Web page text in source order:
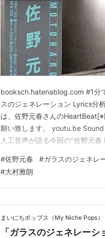
booksch.hatenablog.com #1分
スのジェネレーション Lyrics分
は、佐野元春さんの
願い致します。 youtu.be
人工音声が語る今回の"佐野元
#佐野元春 #ガラスのジェネレ
#大村雅朗
まいにちポップス（My Niche Pops）
「ガラスのジェネレー